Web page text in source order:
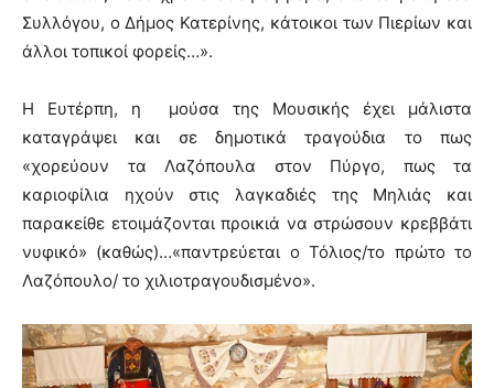
Συλλόγου, ο Δήμος Κατερίνης, κάτοικοι των Πιερίων και
άλλοι τοπικοί φορείς…».
Η Ευτέρπη, η μούσα της Μουσικής έχει μάλιστα
καταγράψει και σε δημοτικά τραγούδια το πως
«χορεύουν τα Λαζόπουλα στον Πύργο, πως τα
καριοφίλια ηχούν στις λαγκαδιές της Μηλιάς και
παρακείθε ετοιμάζονται προικιά να στρώσουν κρεββάτι
νυφικό» (καθώς)…«παντρεύεται ο Τόλιος/το πρώτο το
Λαζόπουλο/ το χιλιοτραγουδισμένο».